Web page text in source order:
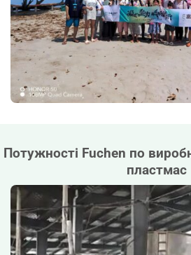
Потужності Fuchen по
пластмас